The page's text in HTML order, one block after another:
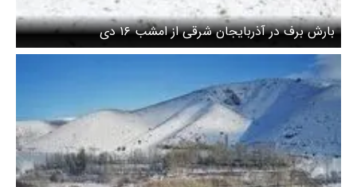
بارش برف در آذربایجان شرقی از امشب ۱۶ دی